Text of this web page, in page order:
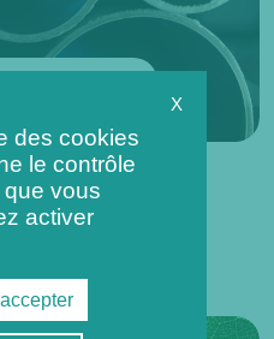
X
des cookies
le contrôle
vous
activer